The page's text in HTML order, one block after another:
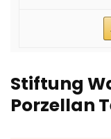
Stiftung
Porzellan